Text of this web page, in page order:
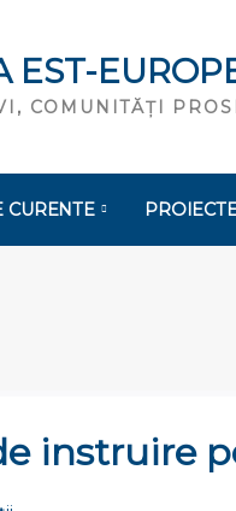
EST-
COMUNITĂȚI
CURENTE
instruire